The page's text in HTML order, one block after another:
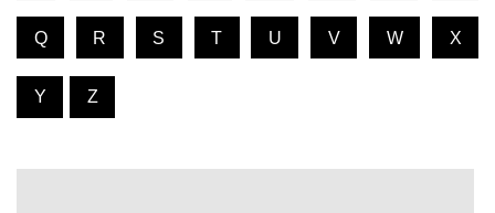
Q R S T U V W X
Y Z